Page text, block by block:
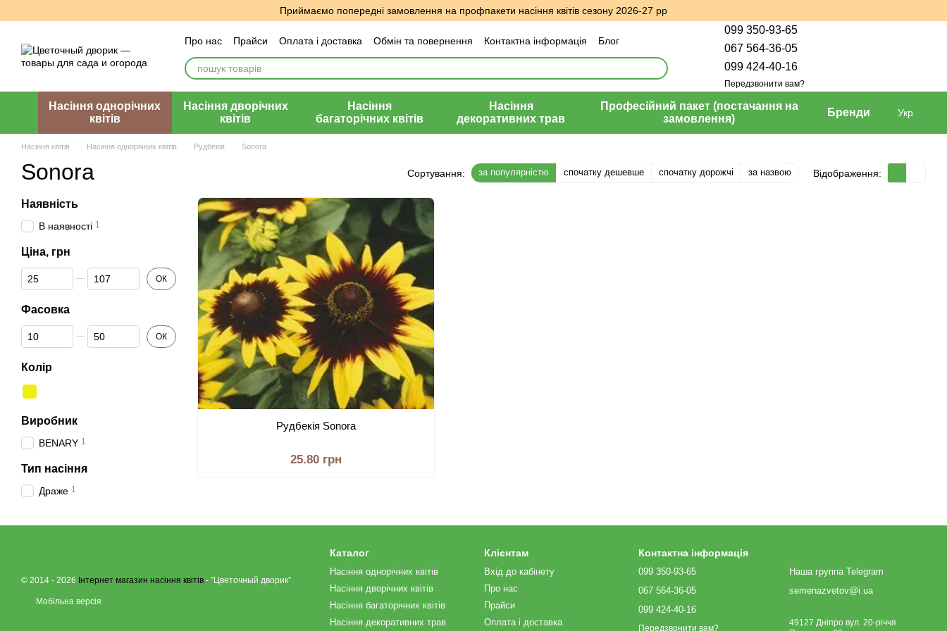
Приймаємо попередні замовлення на профпакети насіння квітів сезону 2026-27 рр
Про нас Прайси Оплата і доставка Обмін та повернення Контактна інформація
Блог
Угода користувача
Відгуки про магазин
099 350-93-65
067 564-36-05
099 424-40-16
Передзвонити вам?
Насіння однорічних
квітів
Насіння дворічних
квітів
Насіння
багаторічних квітів
Насіння
декоративних трав
Професійний пакет (постачання на
замовлення)
Бренди Укр
Насіння квітів Насіння однорічних квітів Рудбекія Sonora
Sonora Сортування: за популярністю спочатку дешевше спочатку дорожчі за назвою Відображення:
Рудбекiя Sonora
25.80 грн
Наявність
В наявності 1
Ціна, грн
Від Ціна, грн
До Ціна, грн ОК
Фасовка
Від Фасовка
До Фасовка ОК
Колір
Виробник
BENARY 1
Тип насiння
Драже 1
© 2014 - 2026 Інтернет магазин насіння квітів - "Цветочный дворик”
Мобільна версія
Каталог
Насіння однорічних квітів
Насіння дворічних квітів
Насіння багаторічних квітів
Насіння декоративних трав
Клієнтам
Вхід до кабінету
Про нас
Прайси
Оплата і доставка
Контактна інформація
099 350-93-65
067 564-36-05
099 424-40-16
Передзвонити вам?
Наша группа Telegram
semenazvetov@i.ua
49127 Дніпро вул. 20-річчя